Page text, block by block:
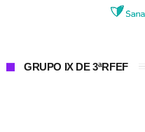
GRUPO IX DE 3ªRFEF